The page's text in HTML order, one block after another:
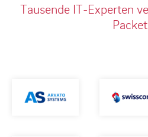
Tausende IT-Experten